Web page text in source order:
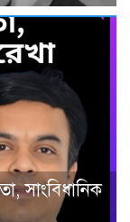
সাংবিধানিক